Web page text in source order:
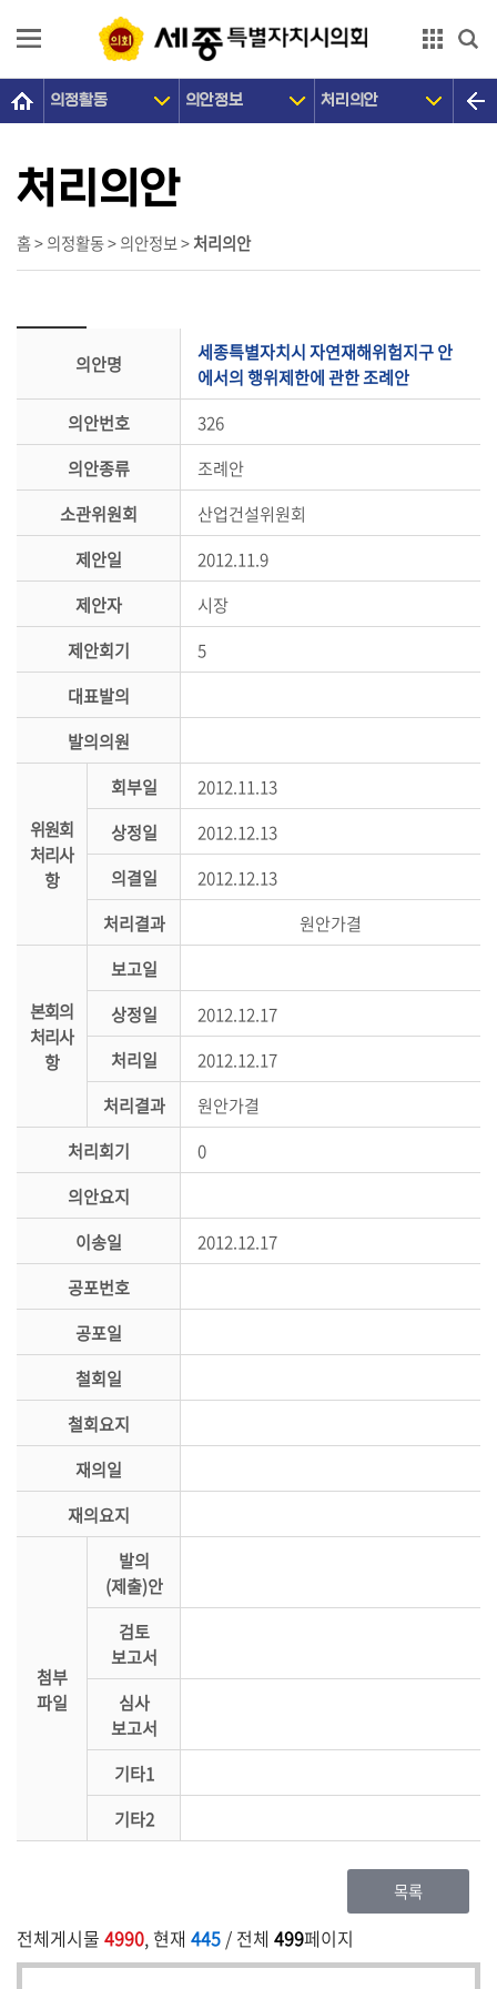
의
개
의
원
장
정
민
여
통
당
의
정
공
이
안
의정활동 의안정보 처리의안
홈 > 의정활동 > 의안정보 >처리의안
처리의안
의안명
세종특별자치시 자연재해위험지구 안
에서의 행위제한에 관한 조례안
의안번호
326
의안종류
조례안
소관위원회
산업건설위원회
제안일
2012.11.9
제안자
시장
제안회기
5
대표발의
발의의원
위원회
처리사
항
회부일
2012.11.13
상정일
2012.12.13
의결일
2012.12.13
처리결과
원안가결
본회의
처리사
항
보고일
상정일
2012.12.17
처리일
2012.12.17
처리결과
원안가결
처리회기
0
의안요지
이송일
2012.12.17
공포번호
공포일
철회일
철회요지
재의일
재의요지
첨부
파일
발의
(제출)안
검토
보고서
심사
보고서
기타1
기타2
목록
전체게시물 4990, 현재 445 / 전체 499페이지